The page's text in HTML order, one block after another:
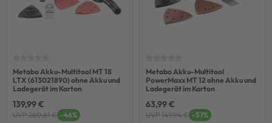
Metabo Akku-Multitool MT 18
LTX (613021890) ohne Akku und
Ladegerät im Karton
139,99 €
UVP 260,61 € -46%
Metabo Akku-Multitool
PowerMaxx MT 12 ohne Akku und
Ladegerät im Karton
63,99 €
UVP 149,94 € -57%